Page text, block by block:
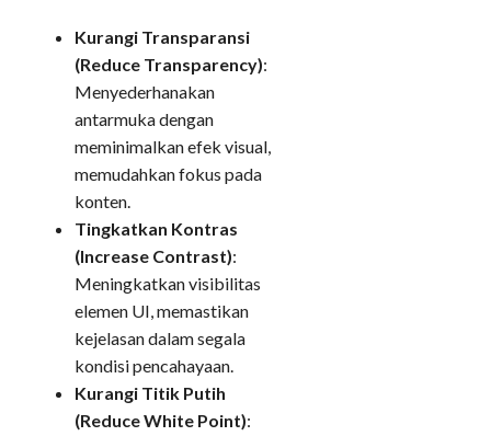
Kurangi Transparansi
(Reduce Transparency):
Menyederhanakan
antarmuka dengan
meminimalkan efek visual,
memudahkan fokus pada
konten.
Tingkatkan Kontras
(Increase Contrast):
Meningkatkan visibilitas
elemen UI, memastikan
kejelasan dalam segala
kondisi pencahayaan.
Kurangi Titik Putih
(Reduce White Point):